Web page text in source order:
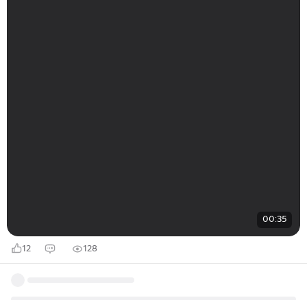
00:35
12 128